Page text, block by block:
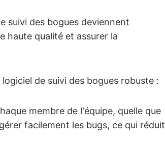
suivi des bogues deviennent
haute qualité et assurer la
de suivi des bogues robuste :
membre de l'équipe, quelle que
facilement les bugs, ce qui réduit